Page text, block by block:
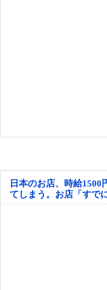
日本のお店、時給
てしまう。お店「すで